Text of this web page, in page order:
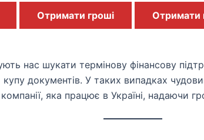
Отримати гроші Отримати
нас шукати термінову фінансову
документів. У таких випадках
яка працює в Україні, надаючи